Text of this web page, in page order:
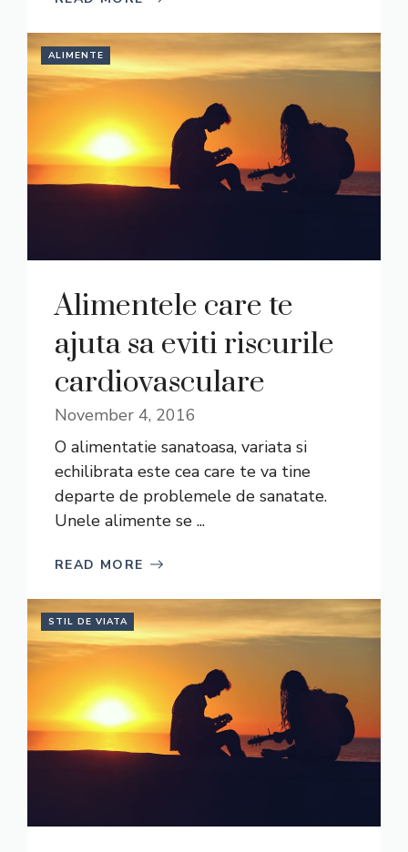
ALIMENTE
Alimentele care te
ajuta sa eviti riscurile
cardiovasculare
November 4, 2016
O alimentatie sanatoasa, variata si
echilibrata este cea care te va tine
departe de problemele de sanatate.
Unele alimente se ...
READ MORE
STIL DE VIATA